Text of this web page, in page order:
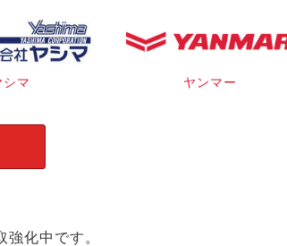
シマ ヤンマー
化中です。